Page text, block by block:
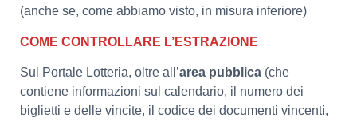
(anche se, come abbiamo visto, in misura inferiore)
COME CONTROLLARE L’ESTRAZIONE
Sul Portale Lotteria, oltre all’area pubblica (che
contiene informazioni sul calendario, il numero dei
biglietti e delle vincite, il codice dei documenti vincenti,